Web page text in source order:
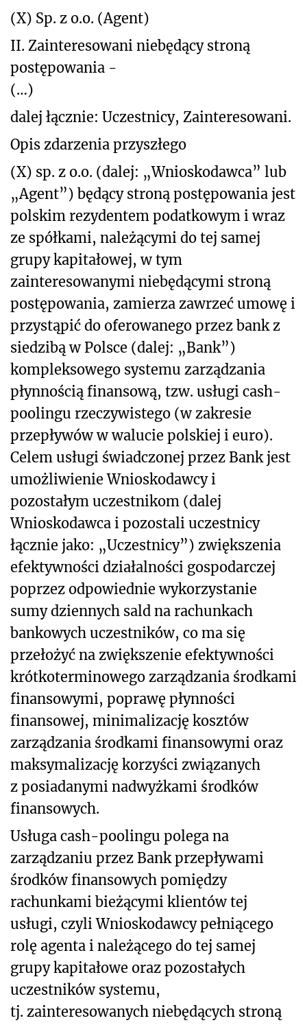
(X) Sp. z o.o. (Agent)
II. Zainteresowani niebędący stroną
postępowania -
(…)
dalej łącznie: Uczestnicy, Zainteresowani.
Opis zdarzenia przyszłego
(X) sp. z o.o. (dalej: „Wnioskodawca” lub
„Agent”) będący stroną postępowania jest
polskim rezydentem podatkowym i wraz
ze spółkami, należącymi do tej samej
grupy kapitałowej, w tym
zainteresowanymi niebędącymi stroną
postępowania, zamierza zawrzeć umowę i
przystąpić do oferowanego przez bank z
siedzibą w Polsce (dalej: „Bank”)
kompleksowego systemu zarządzania
płynnością finansową, tzw. usługi cash-
poolingu rzeczywistego (w zakresie
przepływów w walucie polskiej i euro).
Celem usługi świadczonej przez Bank jest
umożliwienie Wnioskodawcy i
pozostałym uczestnikom (dalej
Wnioskodawca i pozostali uczestnicy
łącznie jako: „Uczestnicy”) zwiększenia
efektywności działalności gospodarczej
poprzez odpowiednie wykorzystanie
sumy dziennych sald na rachunkach
bankowych uczestników, co ma się
przełożyć na zwiększenie efektywności
krótkoterminowego zarządzania środkami
finansowymi, poprawę płynności
finansowej, minimalizację kosztów
zarządzania środkami finansowymi oraz
maksymalizację korzyści związanych
z posiadanymi nadwyżkami środków
finansowych.
Usługa cash-poolingu polega na
zarządzaniu przez Bank przepływami
środków finansowych pomiędzy
rachunkami bieżącymi klientów tej
usługi, czyli Wnioskodawcy pełniącego
rolę agenta i należącego do tej samej
grupy kapitałowe oraz pozostałych
uczestników systemu,
tj. zainteresowanych niebędących stroną